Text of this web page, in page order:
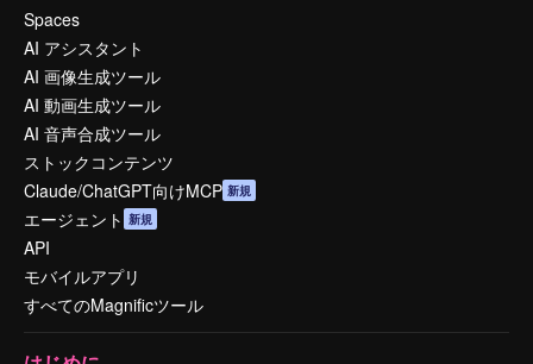
Spaces
AI アシスタント
AI 画像生成ツール
AI 動画生成ツール
AI 音声合成ツール
ストックコンテンツ
Claude/ChatGPT向けMCP 新規
エージェント 新規
API
モバイルアプリ
すべてのMagnificツール